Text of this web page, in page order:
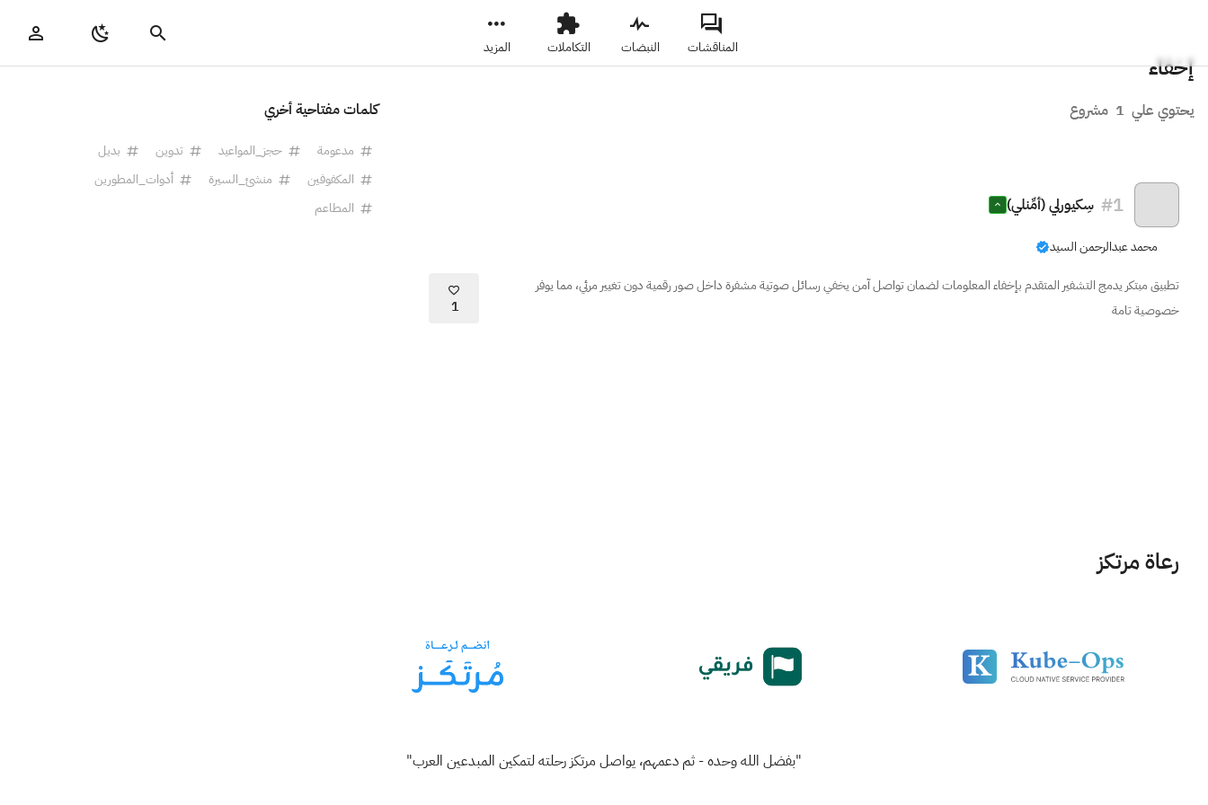
المناقشات النبضات التكاملات المزيد
إخفاء
يحتوي علي 1 مشروع
#1 سِكيورلي (أمِّنلي)
محمد عبدالرحمن السيد
تطبيق مبتكر يدمج التشفير المتقدم بإخفاء المعلومات لضمان تواصل آمن يخفي رسائل صوتية مشفرة داخل صور رقمية دون تغيير مرئي، مما يوفر
خصوصية تامة
1
كلمات مفتاحية أخري
مدعومة حجز_المواعيد تدوين
بديل
المكفوفين
منشئ_السيرة
أدوات_المطورين
المطاعم
رعاة مرتكز
"بفضل الله وحده - ثم دعمهم، يواصل مرتكز رحلته لتمكين المبدعين العرب"